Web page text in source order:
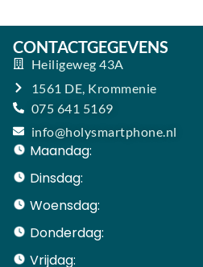
CONTACTGEGEVENS
Heiligeweg 43A
1561 DE, Krommenie
075 641 5169
info@holysmartphone.nl
Maandag:
Dinsdag:
Woensdag:
Donderdag:
Vrijdag: